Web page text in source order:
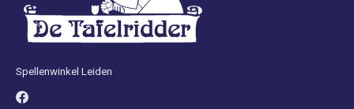
Spellenwinkel Leiden